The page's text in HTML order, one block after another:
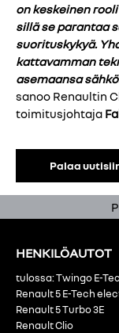
on keskeinen
sillä se parantaa
suorituskykyä.
kattavamman
asemaansa
sanoo Renaultin
toimitusjohtaja
Palaa
HENKILÖAUTOT
tulossa: Twingo E-
Renault 5 E-Tech
Renault 5 Turbo 3E
Renault Clio